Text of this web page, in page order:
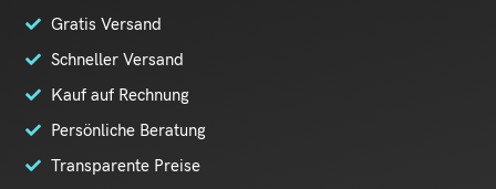
Gratis Versand
Schneller Versand
Kauf auf Rechnung
Persönliche Beratung
Transparente Preise